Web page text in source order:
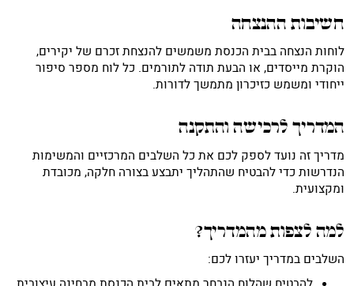
חשיבות ההנצחה
לוחות הנצחה בבית הכנסת משמשים להנצחת זכרם של יקירים,
הוקרת מייסדים, או הבעת תודה לתורמים. כל לוח מספר סיפור
ייחודי ומשמש כזיכרון מתמשך לדורות.
המדריך לרכישה והתקנה
מדריך זה נועד לספק לכם את כל השלבים המרכזיים והמשימות
הנדרשות כדי להבטיח שהתהליך יתבצע בצורה חלקה, מכובדת
ומקצועית.
למה לצפות מהמדריך?
השלבים במדריך יעזרו לכם: